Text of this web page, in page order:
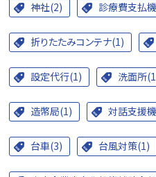
神社(2) 診療費支払
折りたたみコンテナ(1)
設定代行(1) 洗面所
造幣局(1) 対話支援
台車(3) 台風対策(1)